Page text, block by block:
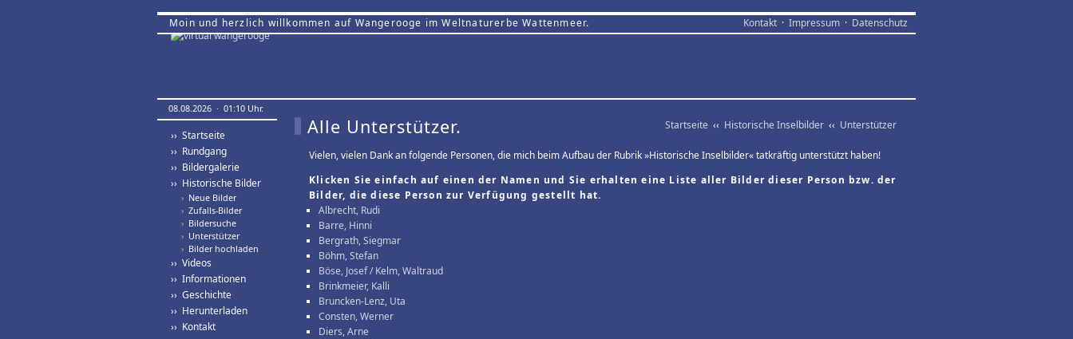
Moin und herzlich willkommen auf Wangerooge im Weltnaturerbe Wattenmeer. Kontakt · Impressum · Datenschutz
08.08.2026 · 01:10 Uhr.
›› Startseite
›› Rundgang
›› Bildergalerie
›› Historische Bilder
› Neue Bilder
› Zufalls-Bilder
› Bildersuche
› Unterstützer
› Bilder hochladen
›› Videos
›› Informationen
›› Geschichte
›› Herunterladen
›› Kontakt
Startseite ‹‹ Historische Inselbilder ‹‹ Unterstützer
Alle Unterstützer.
Vielen, vielen Dank an folgende Personen, die mich beim Aufbau der Rubrik »Historische Inselbilder« tatkräftig unterstützt haben!
Klicken Sie einfach auf einen der Namen und Sie erhalten eine Liste aller Bilder dieser Person bzw. der
Bilder, die diese Person zur Verfügung gestellt hat.
Albrecht, Rudi
Barre, Hinni
Bergrath, Siegmar
Böhm, Stefan
Böse, Josef / Kelm, Waltraud
Brinkmeier, Kalli
Bruncken-Lenz, Uta
Consten, Werner
Diers, Arne